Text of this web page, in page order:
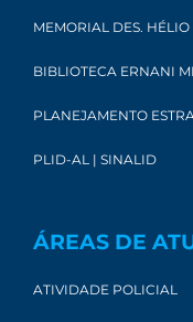
MEMORIAL DES.
BIBLIOTECA ERNANI
PLANEJAMENTO
PLID-AL | SINALID
ÁREAS DE
ATIVIDADE POLICIAL